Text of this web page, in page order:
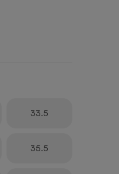
33.5
35.5